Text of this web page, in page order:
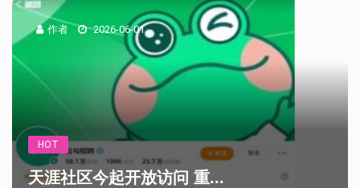
作者 2026-06-01
HOT
天涯社区今起开放访问 重...